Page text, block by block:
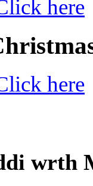
here
here
wrth